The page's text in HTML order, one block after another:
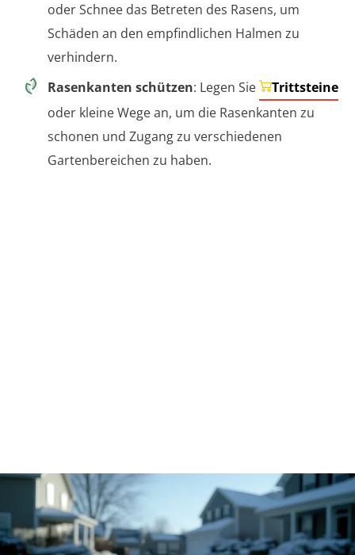
oder Schnee das Betreten des Rasens, um
Schäden an den empfindlichen Halmen zu
verhindern.
Rasenkanten schützen: Legen Sie
Trittsteine
oder kleine Wege an, um die Rasenkanten zu
schonen und Zugang zu verschiedenen
Gartenbereichen zu haben.